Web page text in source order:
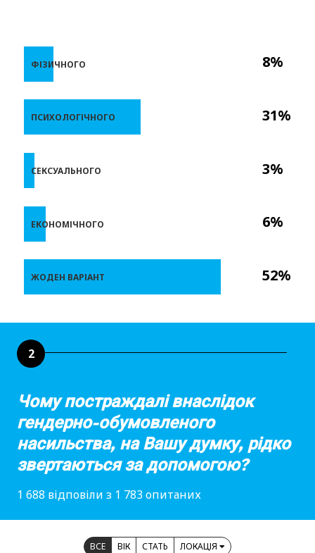
8%
31%
3%
6%
52%
ФІЗИЧНОГО
ПСИХОЛОГІЧНОГО
СЕКСУАЛЬНОГО
ЕКОНОМІЧНОГО
ЖОДЕН ВАРІАНТ
2
Чому постраждалі внаслідок
гендерно-обумовленого
насильства, на Вашу думку, рідко
звертаються за допомогою?
1 688 відповіли з 1 783 опитаних
ВСЕ ВІК СТАТЬ ЛОКАЦІЯ